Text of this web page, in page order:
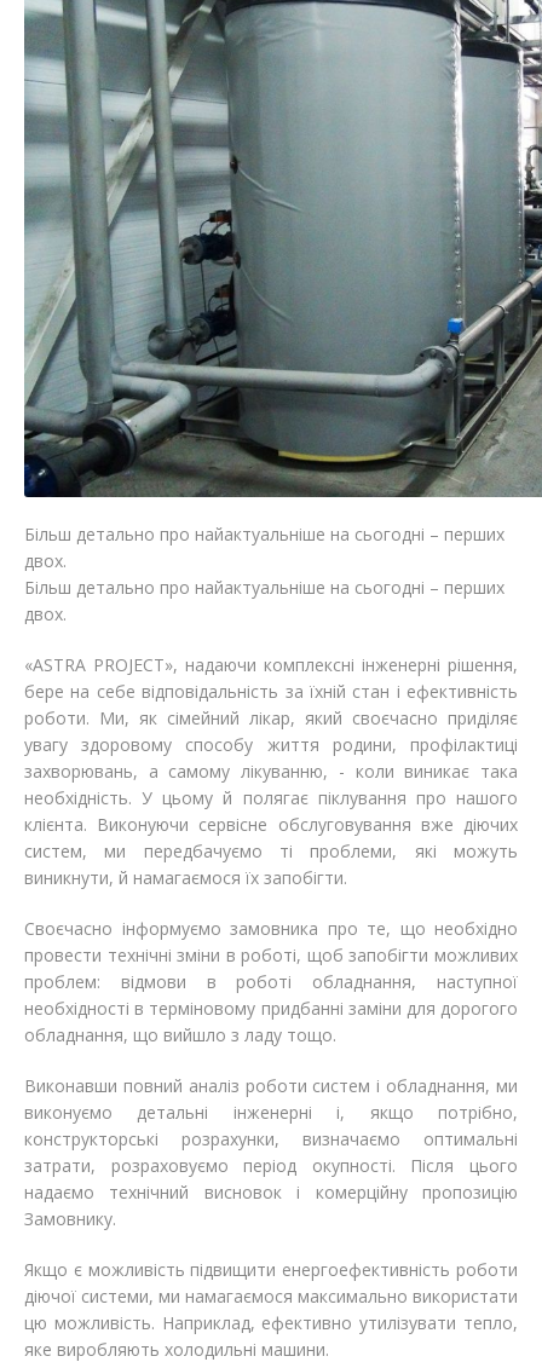
Більш детально про найактуальніше на сьогодні – перших
двох.
Більш детально про найактуальніше на сьогодні – перших
двох.
«ASTRA PROJECT», надаючи комплексні інженерні рішення,
бере на себе відповідальність за їхній стан і ефективність
роботи. Ми, як сімейний лікар, який своєчасно приділяє
увагу здоровому способу життя родини, профілактиці
захворювань, а самому лікуванню, - коли виникає така
необхідність. У цьому й полягає піклування про нашого
клієнта. Виконуючи сервісне обслуговування вже діючих
систем, ми передбачуємо ті проблеми, які можуть
виникнути, й намагаємося їх запобігти.
Своєчасно інформуємо замовника про те, що необхідно
провести технічні зміни в роботі, щоб запобігти можливих
проблем: відмови в роботі обладнання, наступної
необхідності в терміновому придбанні заміни для дорогого
обладнання, що вийшло з ладу тощо.
Виконавши повний аналіз роботи систем і обладнання, ми
виконуємо детальні інженерні і, якщо потрібно,
конструкторські розрахунки, визначаємо оптимальні
затрати, розраховуємо період окупності. Після цього
надаємо технічний висновок і комерційну пропозицію
Замовнику.
Якщо є можливість підвищити енергоефективність роботи
діючої системи, ми намагаємося максимально використати
цю можливість. Наприклад, ефективно утилізувати тепло,
яке виробляють холодильні машини.